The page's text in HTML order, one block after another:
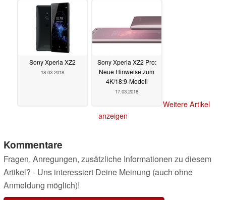
Sony Xperia XZ2
18.03.2018
Sony Xperia XZ2 Pro:
Neue Hinweise zum
4K/18:9-Modell
17.03.2018
Weitere Artikel
anzeigen
Kommentare
Fragen, Anregungen, zusätzliche Informationen zu diesem
Artikel? - Uns interessiert Deine Meinung (auch ohne
Anmeldung möglich)!